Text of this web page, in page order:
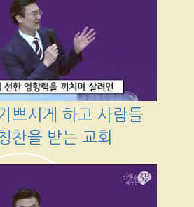
쁘시게 하고 사람들
찬을 받는 교회